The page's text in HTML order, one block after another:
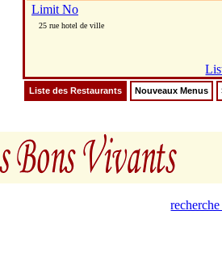
Limit No
25 rue hotel de ville
Liste des Restaurants Nouveaux Menus